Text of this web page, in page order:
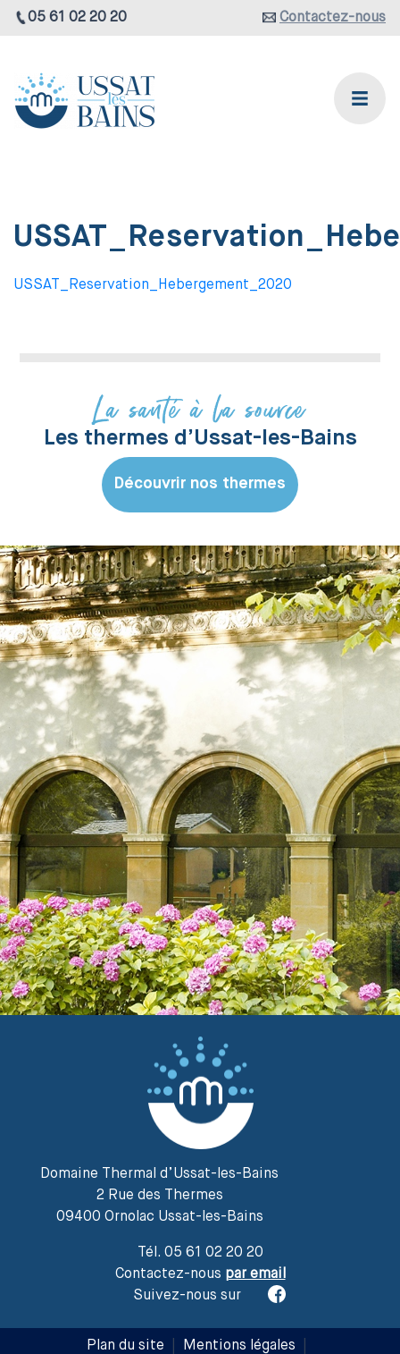
05 61 02 20 20 Contactez-nous
USSAT_Reservation_Hebergement_2020
La santé à la source
Les thermes d’Ussat-les-Bains
Découvrir nos thermes
Domaine Thermal d’Ussat-les-Bains
2 Rue des Thermes
09400 Ornolac Ussat-les-Bains
Tél. 05 61 02 20 20
Contactez-nous par email
Suivez-nous sur
Plan du site Mentions légales